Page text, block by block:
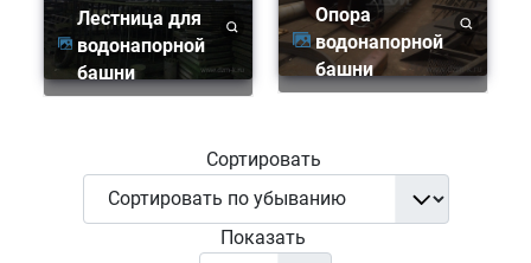
Лестница для
водонапорной
башни
Опора
водонапорной
башни
Сортировать
Показать